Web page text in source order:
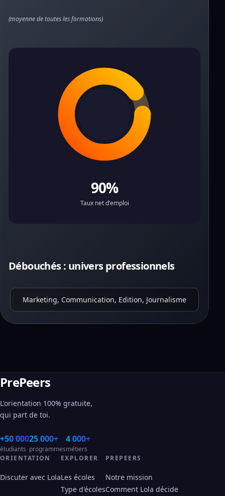
(moyenne de toutes les formations)
90%
Taux net d'emploi
Débouchés : univers professionnels
Marketing, Communication, Edition, Journalisme
PrePeers
L'orientation 100% gratuite,
qui part de toi.
+50 000
étudiants
25 000+
programmes
4 000+
métiers
ORIENTATION
Discuter avec Lola
EXPLORER
Les écoles
Type d'écoles
PREPEERS
Notre mission
Comment Lola décide